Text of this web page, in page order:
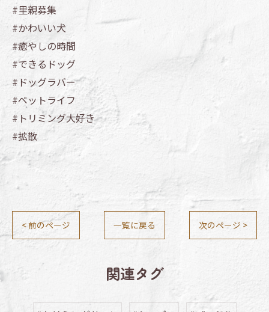
#里親募集
#かわいい犬
#癒やしの時間
#できるドッグ
#ドッグラバー
#ペットライフ
#トリミング大好き
#拡散
< 前のページ 一覧に戻る 次のページ >
関連タグ